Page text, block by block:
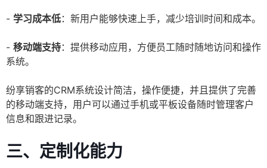
- 学习成本低：新用户能够快速上手，减少培训时间和成本。
- 移动端支持：提供移动应用，方便员工随时随地访问和操作
系统。
纷享销客的CRM系统设计简洁，操作便捷，并且提供了完善
的移动端支持，用户可以通过手机或平板设备随时管理客户
信息和跟进记录。
三、定制化能力